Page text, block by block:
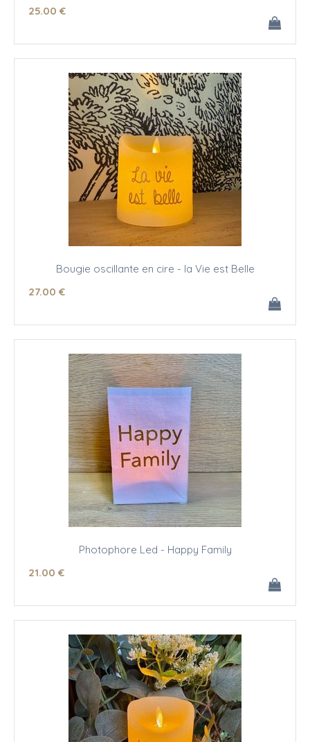
25.00 €
Bougie oscillante en cire - la Vie est Belle
27.00 €
Photophore Led - Happy Family
21.00 €